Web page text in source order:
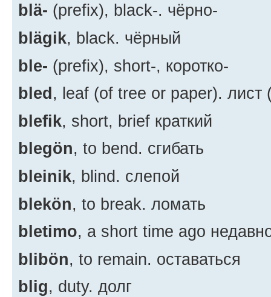
blä- (prefix), black-. чёрно-
blägik, black. чёрный
ble- (prefix), short-, коротко-
bled, leaf (of tree or paper). лист
blefik, short, brief краткий
blegön, to bend. сгибать
bleinik, blind. слепой
blekön, to break. ломать
bletimo, a short time ago
blibön, to remain. оставаться
blig, duty. долг